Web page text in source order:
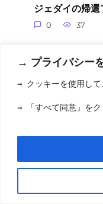
→ プライバシー
→ クッキーを使用して
→ 「すべて同意」をク
ジェダイの帰
0 37
コメントを追加
Name
Comment